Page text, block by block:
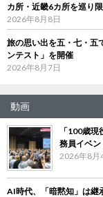
カ所・近畿6カ所を巡り
2026年8月8日
旅の思い出を五・七・
ンテスト」を開催
2026年8月7日
動画
「100歳
務員イベン
2026年8月
AI時代、「暗黙知」は